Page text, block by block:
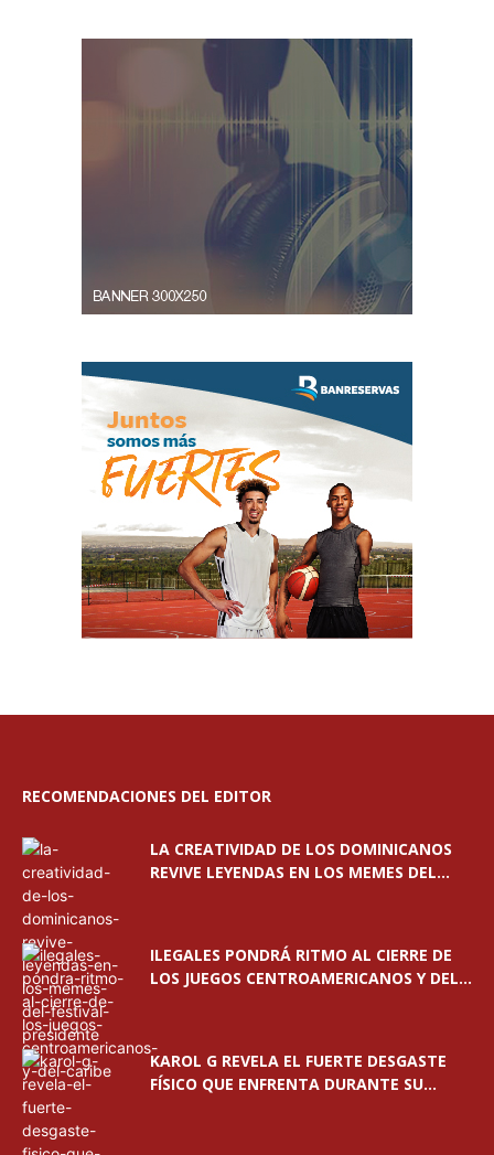
RECOMENDACIONES DEL EDITOR
LA CREATIVIDAD DE LOS DOMINICANOS
REVIVE LEYENDAS EN LOS MEMES DEL...
ILEGALES PONDRÁ RITMO AL CIERRE DE
LOS JUEGOS CENTROAMERICANOS Y DEL...
KAROL G REVELA EL FUERTE DESGASTE
FÍSICO QUE ENFRENTA DURANTE SU...